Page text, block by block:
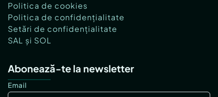
Politica de cookies
Politica de confidențialitate
Setări de confidențialitate
SAL și SOL
Abonează-te la newsletter
Email